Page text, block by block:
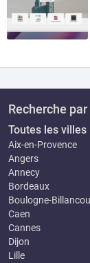
Recherche
Toutes les villes
Aix-en-Provence
Angers
Annecy
Bordeaux
Boulogne-
Caen
Cannes
Dijon
Lille